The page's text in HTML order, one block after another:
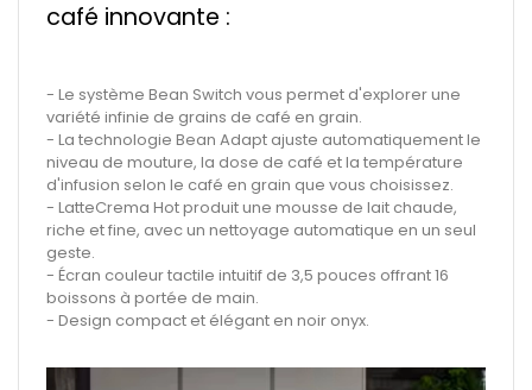
café innovante :
- Le système Bean Switch vous permet d'explorer une
variété infinie de grains de café en grain.
- La technologie Bean Adapt ajuste automatiquement le
niveau de mouture, la dose de café et la température
d'infusion selon le café en grain que vous choisissez.
- LatteCrema Hot produit une mousse de lait chaude,
riche et fine, avec un nettoyage automatique en un seul
geste.
- Écran couleur tactile intuitif de 3,5 pouces offrant 16
boissons à portée de main.
- Design compact et élégant en noir onyx.